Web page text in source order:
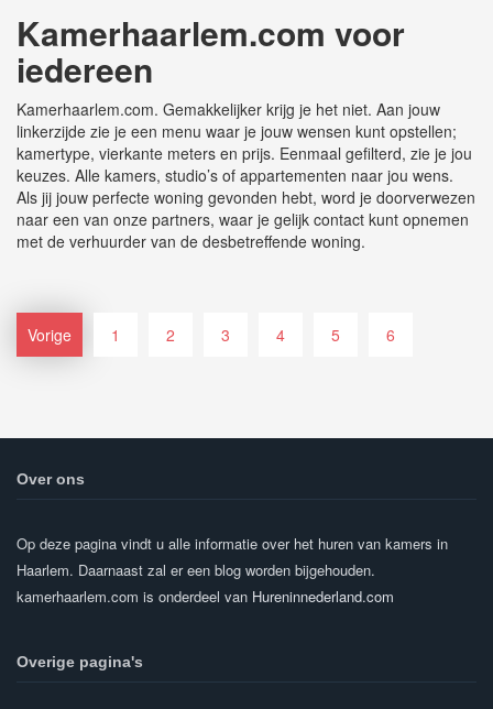
Kamerhaarlem.com voor
iedereen
Kamerhaarlem.com. Gemakkelijker krijg je het niet. Aan jouw
linkerzijde zie je een menu waar je jouw wensen kunt opstellen;
kamertype, vierkante meters en prijs. Eenmaal gefilterd, zie je jou
keuzes. Alle kamers, studio’s of appartementen naar jou wens.
Als jij jouw perfecte woning gevonden hebt, word je doorverwezen
naar een van onze partners, waar je gelijk contact kunt opnemen
met de verhuurder van de desbetreffende woning.
Vorige 1 2 3 4 5 6
Over ons
Op deze pagina vindt u alle informatie over het huren van kamers in
Haarlem. Daarnaast zal er een blog worden bijgehouden.
kamerhaarlem.com is onderdeel van Hureninnederland.com
Overige pagina's